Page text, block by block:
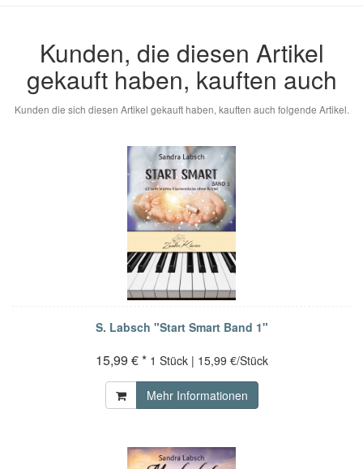
Kunden, die diesen Artikel
gekauft haben, kauften auch
Kunden die sich diesen Artikel gekauft haben, kauften auch folgende Artikel.
S. Labsch "Start Smart Band 1"
15,99 € * 1 Stück | 15,99 €/Stück
Mehr Informationen